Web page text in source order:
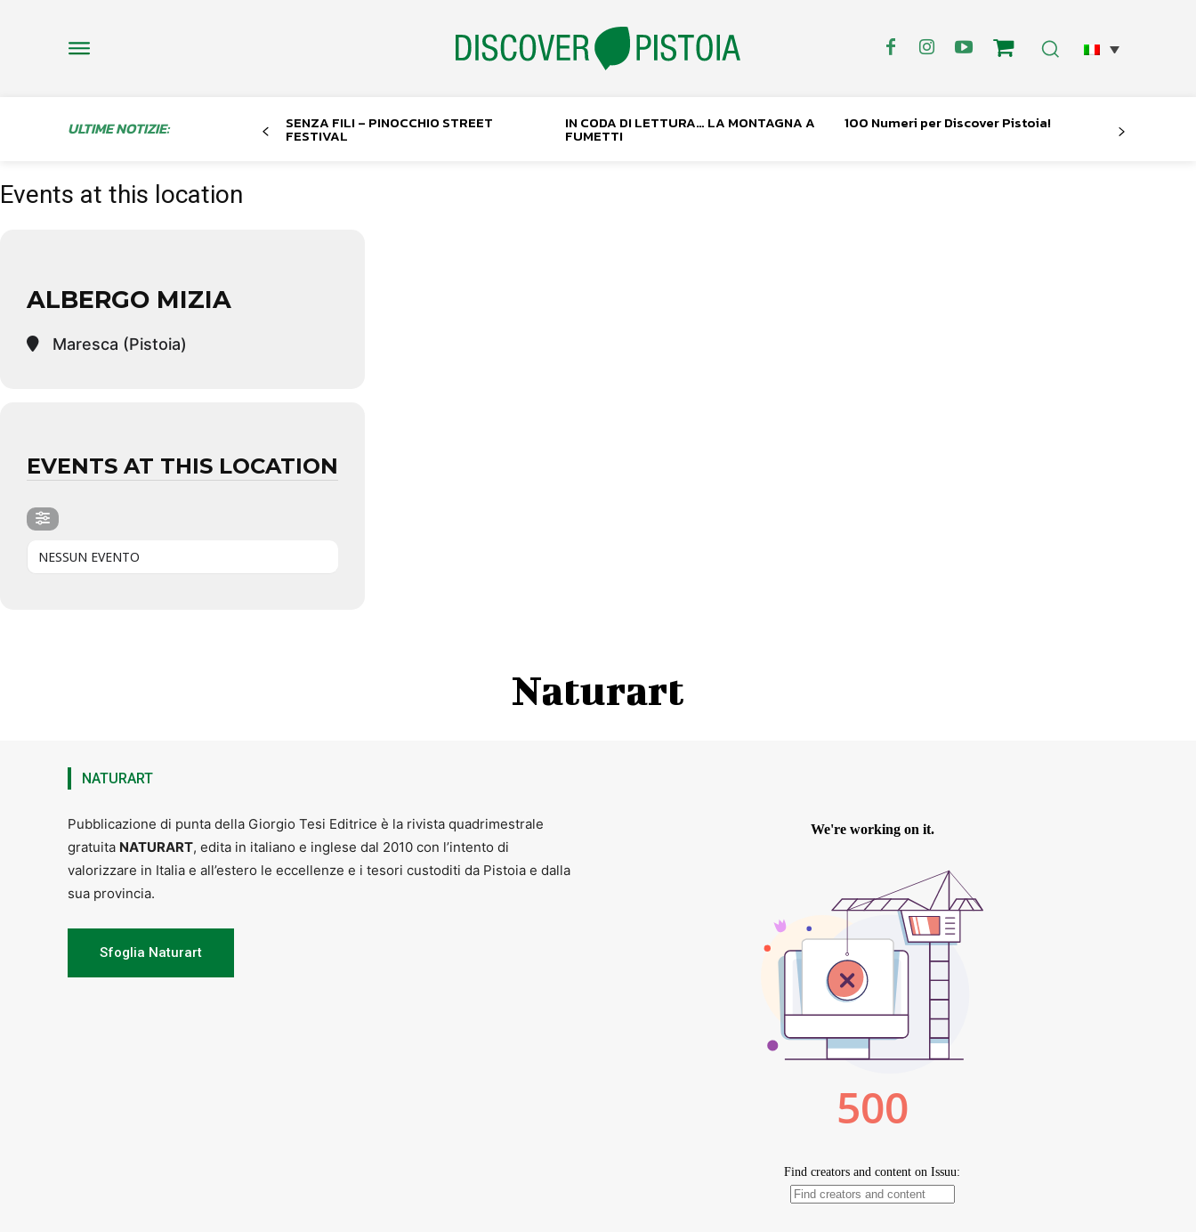
ULTIME NOTIZIE: SENZA FILI – PINOCCHIO STREET
FESTIVAL
IN CODA DI LETTURA… LA MONTAGNA A
FUMETTI
100 Numeri per Discover Pistoia!
Events at this location
ALBERGO MIZIA
Maresca (Pistoia)
EVENTS AT THIS LOCATION
NESSUN EVENTO
Naturart
NATURART
Pubblicazione di punta della Giorgio Tesi Editrice è la rivista quadrimestrale
gratuita NATURART, edita in italiano e inglese dal 2010 con l’intento di
valorizzare in Italia e all’estero le eccellenze e i tesori custoditi da Pistoia e dalla
sua provincia.
Sfoglia Naturart